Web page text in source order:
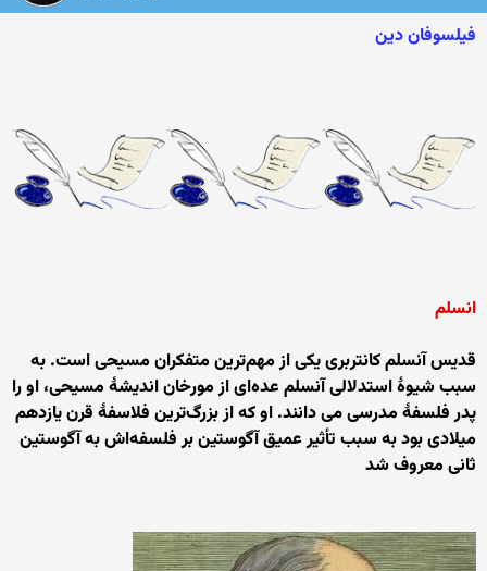
فیلسوفان دین
انسلم
قدیس آنسلم کانتربری یکی از مهم‌ترین متفکران مسیحی است. به
سبب شیوهٔ استدلالی آنسلم عده‌ای از مورخان اندیشهٔ مسیحی، او را
پدر فلسفهٔ مدرسی می دانند. او که از بزرگ‌ترین فلاسفهٔ قرن یازدهم
میلادی بود به سبب تأثیر عمیق آگوستین بر فلسفه‌اش به آگوستین
ثانی معروف شد